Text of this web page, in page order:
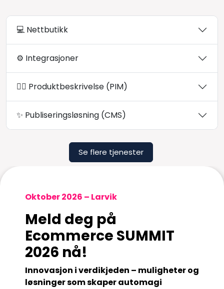
💻 Nettbutikk
⚙️ Integrasjoner
✍🏻 Produktbeskrivelse (PIM)
✨ Publiseringsløsning (CMS)
Se flere tjenester
Oktober 2026 – Larvik
Meld deg på
Ecommerce SUMMIT
2026 nå!
Innovasjon i verdikjeden – muligheter og
løsninger som skaper automagi